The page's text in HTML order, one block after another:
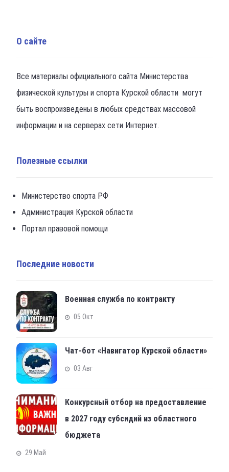
О сайте
Все материалы официального сайта Министерства
физической культуры и спорта Курской области могут
быть воспроизведены в любых средствах массовой
информации и на серверах сети Интернет.
Полезные ссылки
Министерство спорта РФ
Администрация Курской области
Портал правовой помощи
Последние новости
Военная служба по контракту
05 Окт
Чат-бот «Навигатор Курской области»
03 Авг
Конкурсный отбор на предоставление
в 2027 году субсидий из областного
бюджета
29 Май